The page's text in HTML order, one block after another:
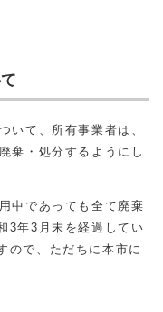
いて、所有事業者は、
棄・処分するようにし
中であっても全て廃棄
3年3月末を経過してい
ので、ただちに本市に